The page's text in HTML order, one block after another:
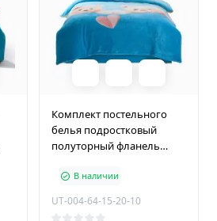
Комплект постельного
белья подростковый
полуторный фланель
В наличии
UT-004-64-15-20-10